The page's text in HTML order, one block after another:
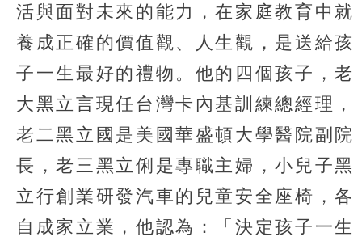
活與面對未來的能力，在家庭教育中就
養成正確的價值觀、人生觀，是送給孩
子一生最好的禮物。他的四個孩子，老
大黑立言現任台灣卡內基訓練總經理，
老二黑立國是美國華盛頓大學醫院副院
長，老三黑立俐是專職主婦，小兒子黑
立行創業研發汽車的兒童安全座椅，各
自成家立業，他認為：「決定孩子一生